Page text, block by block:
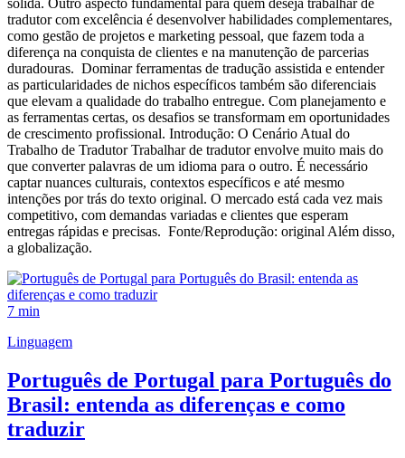
sólida. Outro aspecto fundamental para quem deseja trabalhar de
tradutor com excelência é desenvolver habilidades complementares,
como gestão de projetos e marketing pessoal, que fazem toda a
diferença na conquista de clientes e na manutenção de parcerias
duradouras. Dominar ferramentas de tradução assistida e entender
as particularidades de nichos específicos também são diferenciais
que elevam a qualidade do trabalho entregue. Com planejamento e
as ferramentas certas, os desafios se transformam em oportunidades
de crescimento profissional. Introdução: O Cenário Atual do
Trabalho de Tradutor Trabalhar de tradutor envolve muito mais do
que converter palavras de um idioma para o outro. É necessário
captar nuances culturais, contextos específicos e até mesmo
intenções por trás do texto original. O mercado está cada vez mais
competitivo, com demandas variadas e clientes que esperam
entregas rápidas e precisas. Fonte/Reprodução: original Além disso,
a globalização.
7 min
Linguagem
Português de Portugal para Português do
Brasil: entenda as diferenças e como
traduzir